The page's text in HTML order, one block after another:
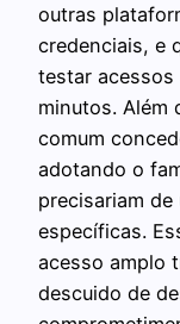
outras
credenciais, e
testar acessos
minutos. Além
comum
adotando o
precisariam de
específicas.
acesso amplo
descuido de